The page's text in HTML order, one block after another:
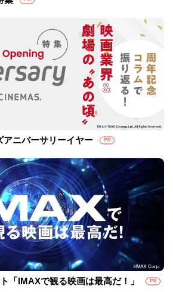
ニバーサリーイヤー PR
「IMAXで観る映画は最高だ！」 PR